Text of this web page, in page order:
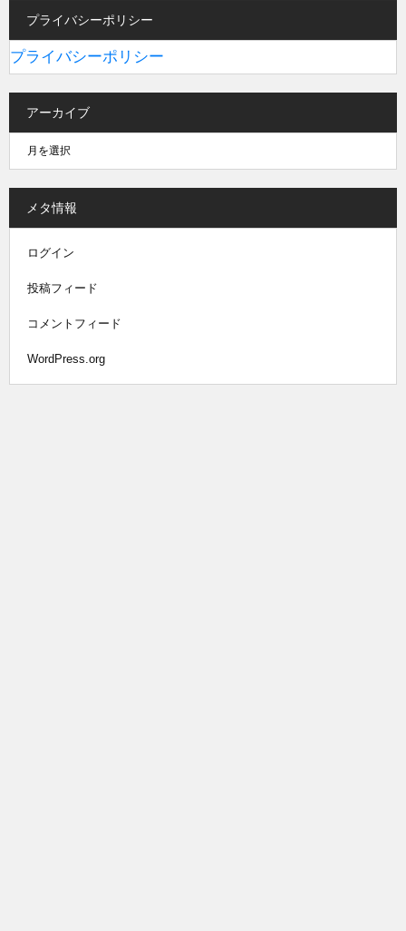
プライバシーポリシー
プライバシーポリシー
アーカイブ
メタ情報
ログイン
投稿フィード
コメントフィード
WordPress.org